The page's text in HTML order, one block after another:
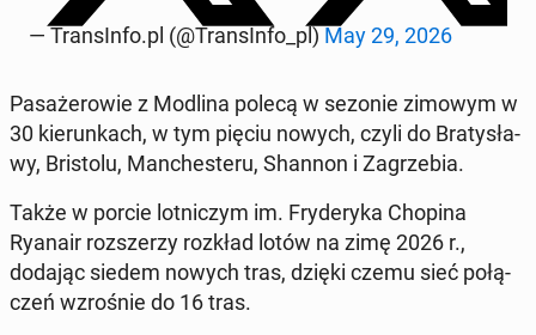
— Trans­In­fo.pl (@Trans­In­fo_pl) May 29, 2026
Pa­sa­że­ro­wie z Modlina polecą w sezonie zimowym w
30 kie­run­kach, w tym pięciu nowych, czyli do Bra­ty­sła­
wy, Bri­sto­lu, Man­che­ste­ru, Shannon i Za­grze­bia.
Także w porcie lot­ni­czym im. Fry­de­ry­ka Chopina
Ryanair roz­sze­rzy rozkład lotów na zimę 2026 r.,
dodając siedem nowych tras, dzięki czemu sieć po­łą­
czeń wzro­śnie do 16 tras.